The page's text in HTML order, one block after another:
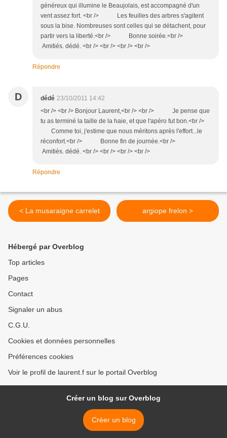
généreux qui illumine le Beaujolais, est accompagné d'un
vent assez fort. <br /> Les feuilles des arbres s'agitent
sous la bise. Nombreuses sont celles qui se détachent, pour
partir vers la liberté.<br /> Bonne soirée.<br />
Amitiés. dédé. <br /> <br /> <br /> <br />
Répondre
D dédé 23/10/2011 14:42
<br /> <br /> Bonjour Laurent,<br /> <br /> Je pense que
tu as terminé la taille de la haie, et que l'apéro fut bon.<br />
Comme toi, j'estime que nous méritons après l'effort...le
réconfort.<br /> Bonne fin de journée.<br />
Amitiés. dédé. <br /> <br /> <br /> <br />
Répondre
< La musaraigne carrelet argiope frelon >
Hébergé par Overblog
Top articles
Pages
Contact
Signaler un abus
C.G.U.
Cookies et données personnelles
Préférences cookies
Voir le profil de laurent.f sur le portail Overblog
Créer un blog sur Overblog
Créer un blog